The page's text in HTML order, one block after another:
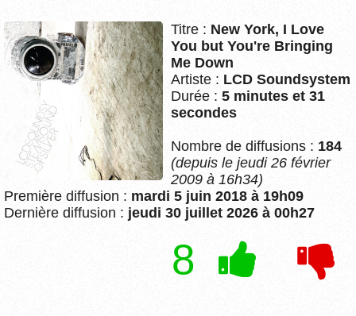
Titre : New York, I Love
You but You're Bringing
Me Down
Artiste : LCD Soundsystem
Durée : 5 minutes et 31
secondes
Nombre de diffusions : 184
(depuis le jeudi 26 février
2009 à 16h34)
Première diffusion : mardi 5 juin 2018 à 19h09
Dernière diffusion : jeudi 30 juillet 2026 à 00h27
8